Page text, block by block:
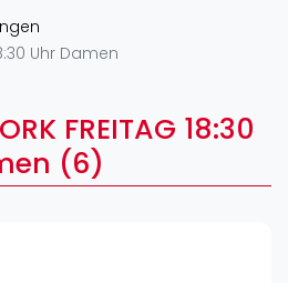
Uhr Damen
FREITAG 18:30
(6)